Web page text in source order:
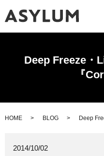
Deep Freeze・
『
HOME BLOG Deep
2014/10/02